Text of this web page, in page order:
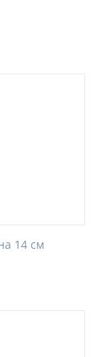
14 см